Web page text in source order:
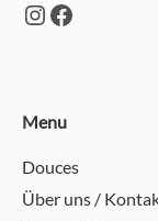
Instagram
Facebook
Menu
Douces
Über uns /